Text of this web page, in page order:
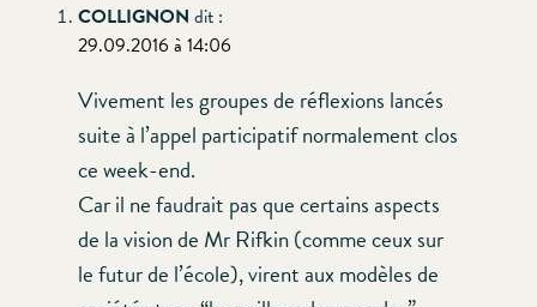
COLLIGNON dit :
29.09.2016 à 14:06
Vivement les groupes de réflexions lancés
suite à l’appel participatif normalement clos
ce week-end.
Car il ne faudrait pas que certains aspects
de la vision de Mr Rifkin (comme ceux sur
le futur de l’école), virent aux modèles de